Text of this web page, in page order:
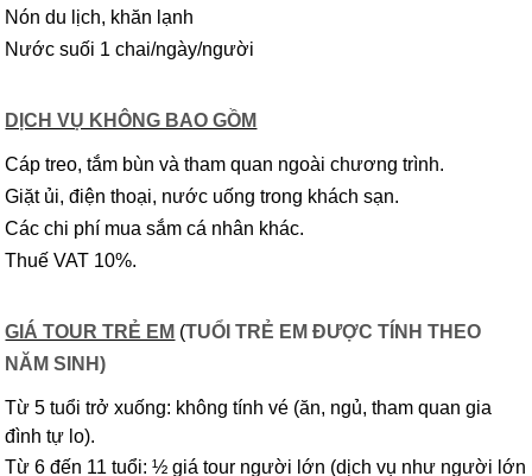
Nón du lịch, khăn lạnh
Nước suối 1 chai/ngày/người
DỊCH VỤ KHÔNG BAO GỒM
Cáp treo, tắm bùn và tham quan ngoài chương trình.
Giặt ủi, điện thoại, nước uống trong khách sạn.
Các chi phí mua sắm cá nhân khác.
Thuế VAT 10%.
GIÁ TOUR TRẺ EM (TUỔI TRẺ EM ĐƯỢC TÍNH THEO
NĂM SINH)
Từ 5 tuổi trở xuống: không tính vé (ăn, ngủ, tham quan gia
đình tự lo).
Từ 6 đến 11 tuổi: ½ giá tour người lớn (dịch vụ như người lớn